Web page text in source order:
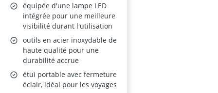
équipée d'une lampe LED
intégrée pour une meilleure
visibilité durant l'utilisation
outils en acier inoxydable de
haute qualité pour une
durabilité accrue
étui portable avec fermeture
éclair, idéal pour les voyages